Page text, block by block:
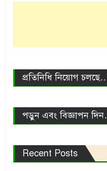
প্রতিনিধি নিয়োগ
পড়ুন এবং বিজ্ঞাপন
Recent Posts